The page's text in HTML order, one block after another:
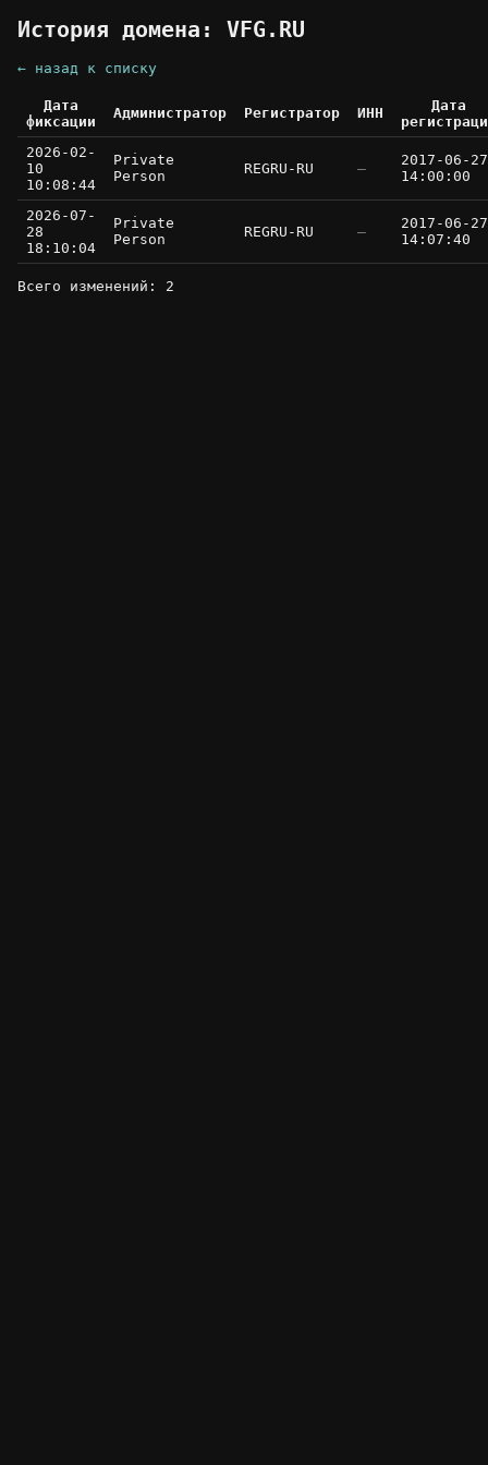
История домена: VFG.RU
← назад к списку
Дата
фиксации
Администратор Регистратор ИНН
Дата
2026-02-
10
10:08:44
Private
Person
REGRU-RU —
2017-06-27
14:00:00
2026-07-
28
18:10:04
Private
Person
REGRU-RU —
2017-06-27
14:07:40
Всего изменений: 2